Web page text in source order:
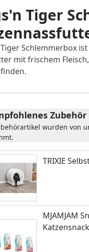
Tiger
Schlemmerbox
mit frischem
wurden von
TRIXIE
MJAMJAM
Katzensnack